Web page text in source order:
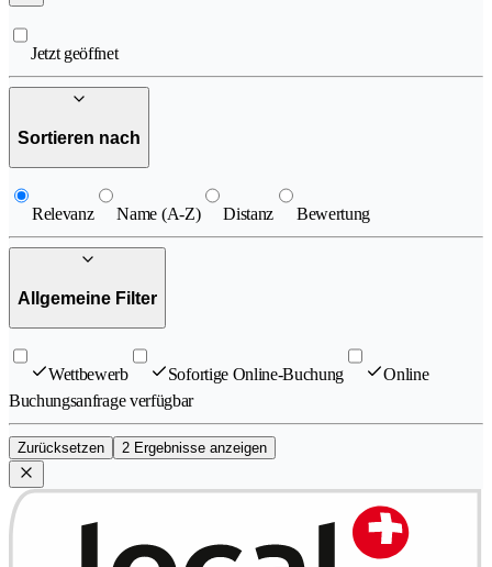
Jetzt geöffnet
Sortieren nach
Relevanz Name (A-Z) Distanz Bewertung
Allgemeine Filter
Wettbewerb Sofortige Online-Buchung
Online
Buchungsanfrage verfügbar
Zurücksetzen 2 Ergebnisse anzeigen